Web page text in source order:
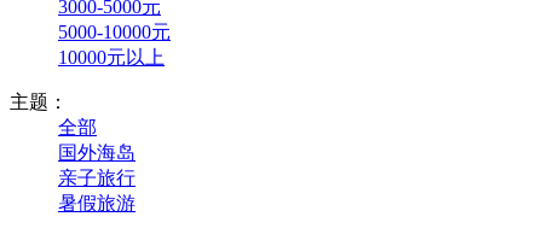
3000-5000元
5000-10000元
10000元以上
主题：
全部
国外海岛
亲子旅行
暑假旅游